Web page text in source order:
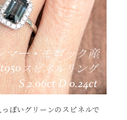
ぽいグリーンのスピネルで